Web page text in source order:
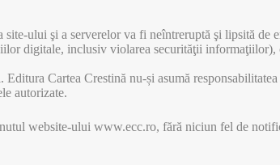
ului şi a serverelor va fi neîntreruptă şi lipsită
digitale, inclusiv violarea securităţii
Cartea Crestină nu-și asumă
autorizate.
website-ului www.ecc.ro, fără niciun fel de